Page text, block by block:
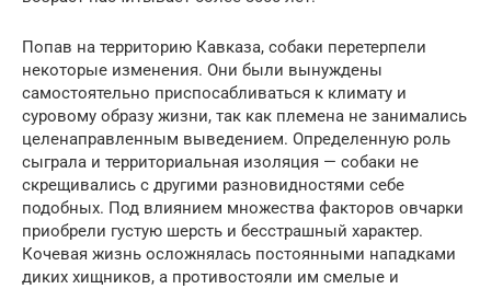
Попав на территорию Кавказа, собаки перетерпели
некоторые изменения. Они были вынуждены
самостоятельно приспосабливаться к климату и
суровому образу жизни, так как племена не занимались
целенаправленным выведением. Определенную роль
сыграла и территориальная изоляция — собаки не
скрещивались с другими разновидностями себе
подобных. Под влиянием множества факторов овчарки
приобрели густую шерсть и бесстрашный характер.
Кочевая жизнь осложнялась постоянными нападками
диких хищников, а противостояли им смелые и